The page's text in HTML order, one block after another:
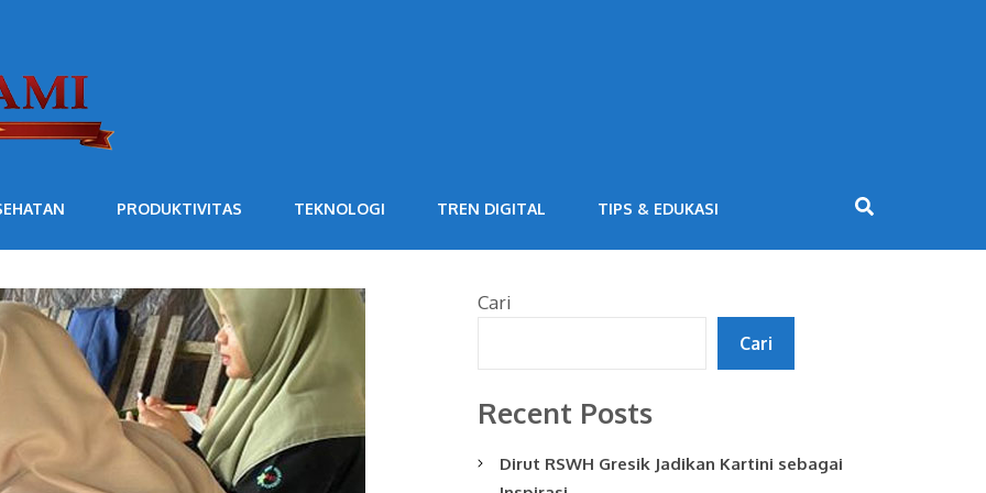
PRODUKTIVITAS TEKNOLOGI TREN DIGITAL TIPS & EDUKASI
Cari
Cari
Recent Posts
Dirut RSWH Gresik Jadikan Kartini sebagai